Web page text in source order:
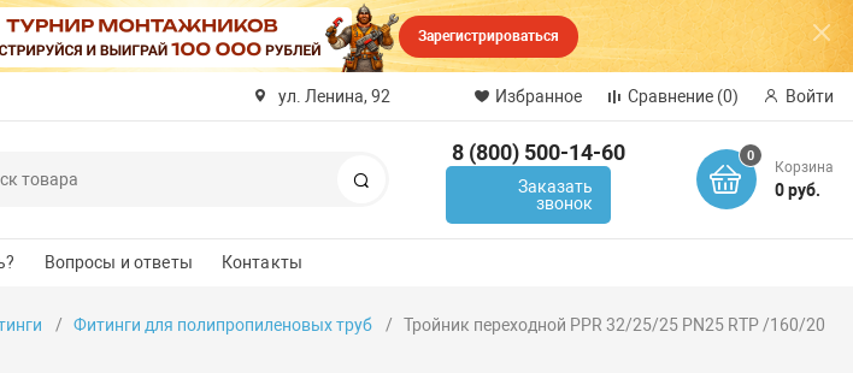
Зарегистрироваться
ул. Ленина, 92 Избранное Сравнение (0) Войти
8 (800) 500-14-60
Заказать
звонок
0
Корзина
0 руб.
Вопросы и ответы Контакты
Фитинги для полипропиленовых труб
Тройник переходной PPR 32/25/25 PN25 RTP /160/20